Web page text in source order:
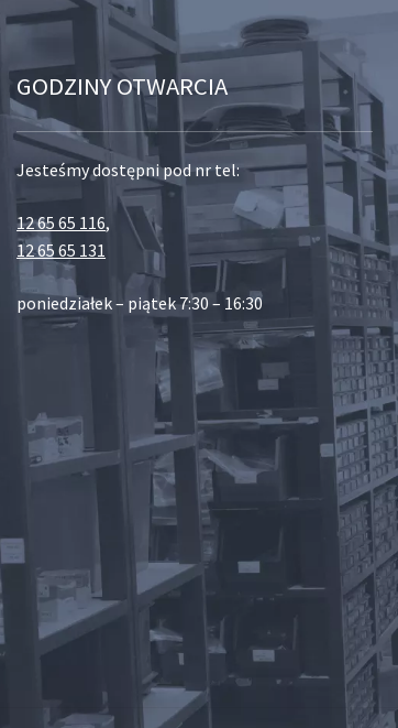
GODZINY OTWARCIA
Jesteśmy dostępni pod nr tel:
12 65 65 116,
12 65 65 131
poniedziałek – piątek 7:30 – 16:30